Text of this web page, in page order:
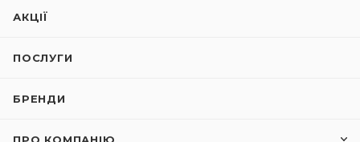
АКЦІЇ
ПОСЛУГИ
БРЕНДИ